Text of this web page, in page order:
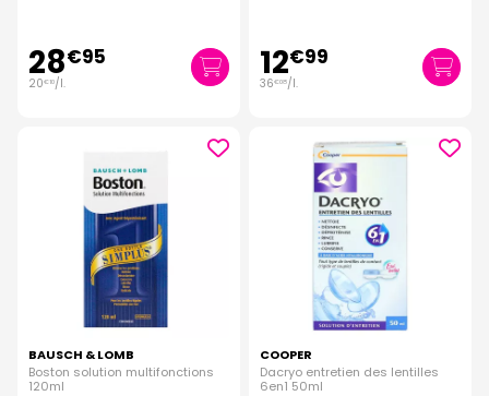
28€95
20€ 10/l. 12€99
36€08/l.
BAUSCH & LOMB
Boston solution multifonctions
120ml
COOPER
Dacryo entretien des lentilles
6en1 50ml